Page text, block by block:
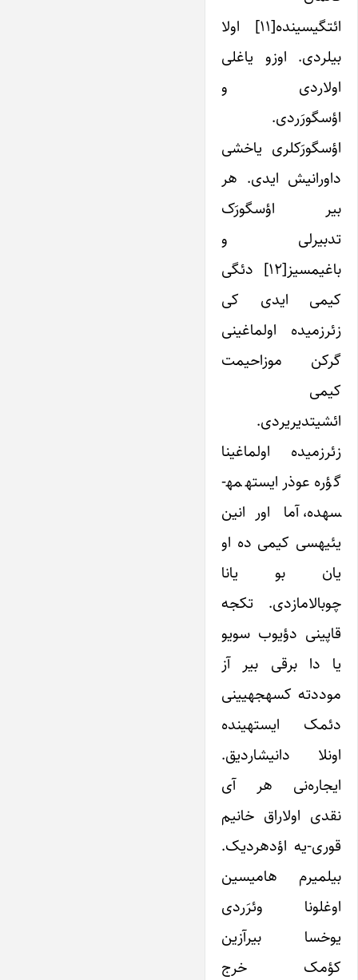
ائتگیسینده[۱۱] اولا
بیلردی. اوزو یاغلی
اولاردی و
اؤسگورَردی.
اؤسگورَکلری یاخشی
داورانیش ایدی. هر
بیر اؤسگورَک
تدبیرلی و
باغیمسیز[۱۲] دئگی
کیمی ایدی کی
زئرزمیده اولماغینی
گرکن موزاحیمت
کیمی
ائشیتدیریردی.
زئرزمیده اولماغینا
گؤره عوذر ایسته­مه­
سه­ده، آما اورانین
یئیه­سی کیمی ده او
یان بو یانا
چوبالامازدی. تکجه
قاپینی دؤیوب سویو
یا دا برقی بیر آز
موددته کسه­جه­یینی
دئمک ایسته­ینده
اونلا دانیشاردیق.
ایجاره‌نی هر آی
نقدی اولاراق خانیم
قوری-یه اؤده­ردیک.
بیلمیرم هامیسین
اوغلونا وئرَردی
یوخسا بیرآزین
کؤمک خرج